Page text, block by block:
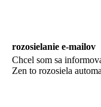
rozosielanie e-mailov
Chcel som sa
Zen to rozosiela